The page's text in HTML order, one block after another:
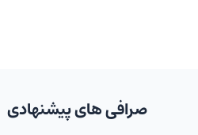
صرافی های پیشنهادی